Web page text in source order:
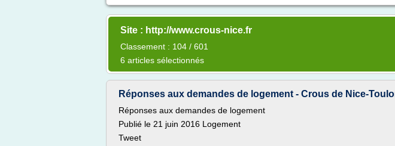
Site : http://www.crous-nice.fr
Classement : 104 / 601
6 articles sélectionnés
Réponses aux demandes de logement - Crous de Nice-
Réponses aux demandes de logement
Publié le 21 juin 2016 Logement
Tweet